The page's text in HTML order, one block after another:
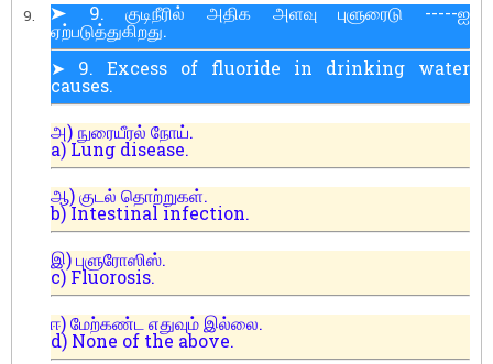
9. ➤ 9. குடிநீரில் அதிக அளவு புளுரைடு -----ஐ
ஏற்படுத்துகிறது.
➤ 9. Excess of fluoride in drinking water
causes.
அ) நுரையீரல் நோய்.
a) Lung disease.
ஆ) குடல் தொற்றுகள்.
b) Intestinal infection.
இ) புளுரோஸிஸ்.
c) Fluorosis.
ஈ) மேற்கண்ட எதுவும் இல்லை.
d) None of the above.